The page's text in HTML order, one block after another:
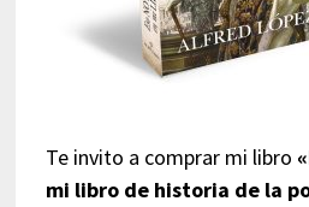
Te invito a comprar mi libro
mi libro de historia de la